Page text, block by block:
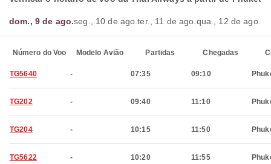
dom., 9 de ago.seg., 10 de ago.ter., 11 de ago. qua., 12 de ago.
Número do Voo Modelo Avião Partidas Chegadas
TG5640 - 07:35 09:10
TG202 - 09:40 11:10
TG204 - 10:15 11:50
TG5622 - 10:20 11:55